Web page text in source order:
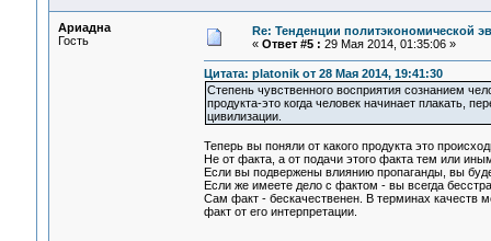
Ариадна
Гость
Re: Тенденции политэкономической
« Ответ #5 : 29 Мая 2014, 01:35:06 »
Цитата: platonik от 28 Мая 2014, 19:41:30
Степень чувственного восприятия сознанием
продукта-это когда человек начинает плакать,
цивилизации.
Теперь вы поняли от какого продукта это
Не от факта, а от подачи этого факта тем или
Если вы подвержены влиянию пропаганды, вы
Если же имеете дело с фактом - вы всегда
Сам факт - бескачественен. В терминах качеств
факт от его интерпретации.